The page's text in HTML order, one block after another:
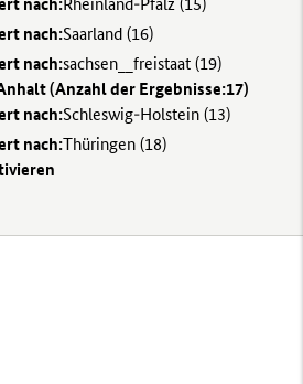
nach:Saarland (16)
nach:sachsen__freistaat (19)
(Anzahl der Ergebnisse:17)
nach:Schleswig-Holstein (13)
nach:Thüringen (18)